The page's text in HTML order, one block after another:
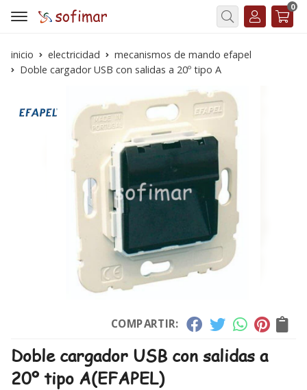
Buscar
0
inicio electricidad
mecanismos de mando efapel
Doble cargador USB con salidas a 20º tipo A
COMPARTIR:
Doble cargador USB con salidas a
20º tipo A(EFAPEL)